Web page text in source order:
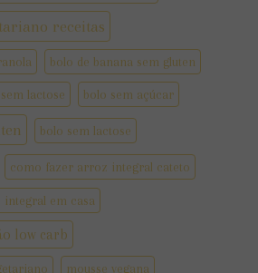
receitas
bolo de banana sem gluten
lactose bolo sem açúcar
bolo sem lactose
como fazer arroz integral cateto
em casa
low carb
mousse vegana